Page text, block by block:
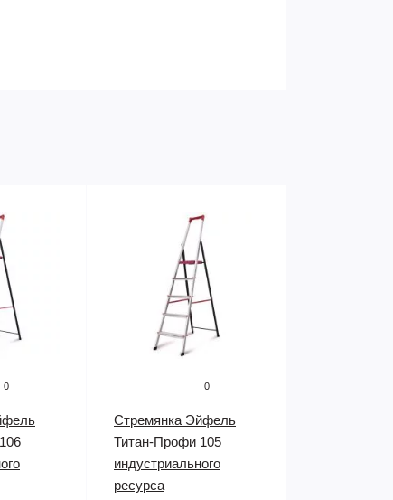
0 0
Стремянка Эйфель
Титан-Профи 105
индустриального
ресурса